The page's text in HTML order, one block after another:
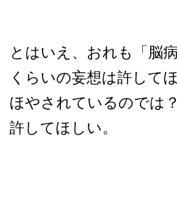
とはいえ、おれも「脳
くらいの妄想は許して
ほやされているのでは
許してほしい。